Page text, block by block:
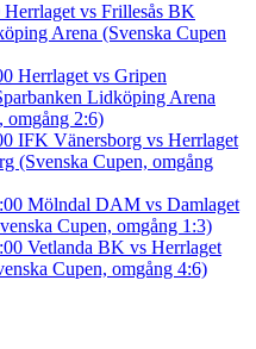
Herrlaget vs Frillesås BK
Arena (Svenska Cupen
Herrlaget vs Gripen
Lidköping Arena
omgång 2:6)
IFK Vänersborg vs Herrlaget
(Svenska Cupen, omgång
Mölndal DAM vs Damlaget
Cupen, omgång 1:3)
Vetlanda BK vs Herrlaget
Cupen, omgång 4:6)